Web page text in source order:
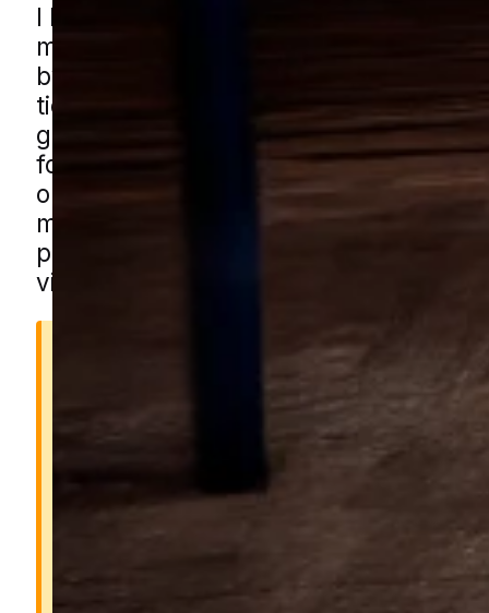
I Kværndrup ses udfordringerne
med skabe, loftrum, udhuse og andre
bygninger, hvor ting opbevares over
tid. Også carporte, haveskure og
grønne omgivelser kan give gode
for skjulte angreb, hvis der ikke
opbevarede tekstiler og tørre varer.
mølhjælp i Kværndrup gennem vores
partnere. Udfyld blot formularen, så
vi dig med en lokal specialist.
Hvorfor er møl et
Møl kan hurtigt ødelægge tøj,
fødevarer, før man opdager
Larverne lever af materialer som
silke, pels, mel og gryn, og et lille
kan hurtigt udvikle sig til en større